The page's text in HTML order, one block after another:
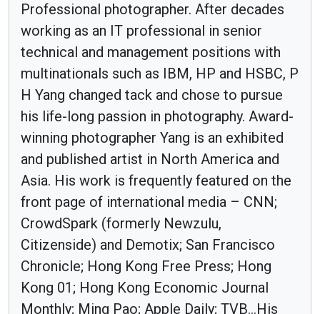
Professional photographer. After decades
working as an IT professional in senior
technical and management positions with
multinationals such as IBM, HP and HSBC, P
H Yang changed tack and chose to pursue
his life-long passion in photography. Award-
winning photographer Yang is an exhibited
and published artist in North America and
Asia. His work is frequently featured on the
front page of international media – CNN;
CrowdSpark (formerly Newzulu,
Citizenside) and Demotix; San Francisco
Chronicle; Hong Kong Free Press; Hong
Kong 01; Hong Kong Economic Journal
Monthly; Ming Pao; Apple Daily; TVB...His